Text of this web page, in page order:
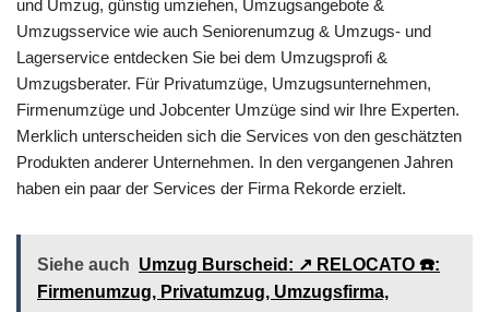
und Umzug, günstig umziehen, Umzugsangebote &
Umzugsservice wie auch Seniorenumzug & Umzugs- und
Lagerservice entdecken Sie bei dem Umzugsprofi &
Umzugsberater. Für Privatumzüge, Umzugsunternehmen,
Firmenumzüge und Jobcenter Umzüge sind wir Ihre Experten.
Merklich unterscheiden sich die Services von den geschätzten
Produkten anderer Unternehmen. In den vergangenen Jahren
haben ein paar der Services der Firma Rekorde erzielt.
Siehe auch Umzug Burscheid: ↗️ RELOCATO ☎️:
Firmenumzug, Privatumzug, Umzugsfirma,